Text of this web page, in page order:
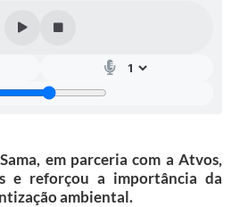
em parceria com a Atvos,
e reforçou a importância da
ambiental.